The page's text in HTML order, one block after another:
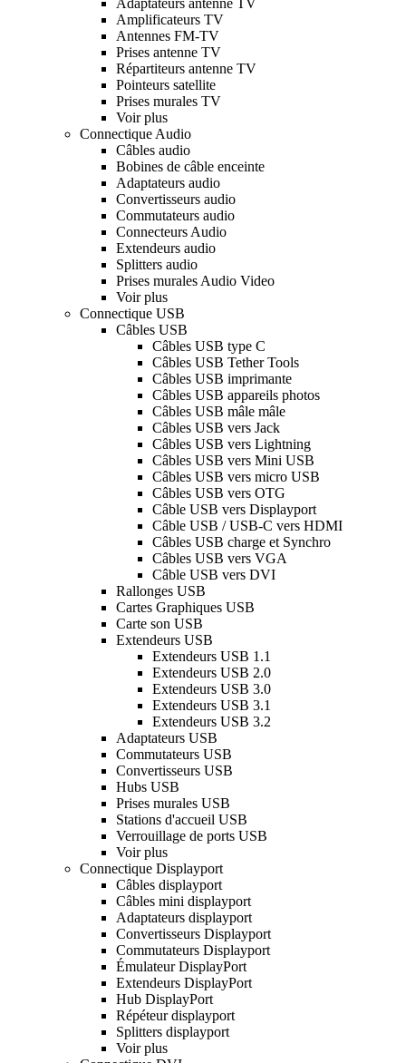
Amplificateurs TV
Antennes FM-TV
Prises antenne TV
Répartiteurs antenne TV
Pointeurs satellite
Prises murales TV
Voir plus
Connectique Audio
Câbles audio
Bobines de câble enceinte
Adaptateurs audio
Convertisseurs audio
Commutateurs audio
Connecteurs Audio
Extendeurs audio
Splitters audio
Prises murales Audio Video
Voir plus
Connectique USB
Câbles USB
Câbles USB type C
Câbles USB Tether Tools
Câbles USB imprimante
Câbles USB appareils photos
Câbles USB mâle mâle
Câbles USB vers Jack
Câbles USB vers Lightning
Câbles USB vers Mini USB
Câbles USB vers micro USB
Câbles USB vers OTG
Câble USB vers Displayport
Câble USB / USB-C vers HDMI
Câbles USB charge et Synchro
Câbles USB vers VGA
Câble USB vers DVI
Rallonges USB
Cartes Graphiques USB
Carte son USB
Extendeurs USB
Extendeurs USB 1.1
Extendeurs USB 2.0
Extendeurs USB 3.0
Extendeurs USB 3.1
Extendeurs USB 3.2
Adaptateurs USB
Commutateurs USB
Convertisseurs USB
Hubs USB
Prises murales USB
Stations d'accueil USB
Verrouillage de ports USB
Voir plus
Connectique Displayport
Câbles displayport
Câbles mini displayport
Adaptateurs displayport
Convertisseurs Displayport
Commutateurs Displayport
Émulateur DisplayPort
Extendeurs DisplayPort
Hub DisplayPort
Répéteur displayport
Splitters displayport
Voir plus